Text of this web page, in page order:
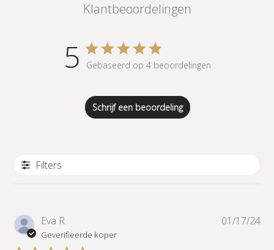
Klantbeoordelingen
5 Gebaseerd op 4 beoordelingen
Schrijf een beoordeling
Filters
Eva R.
Geverifieerde koper
01/17/24